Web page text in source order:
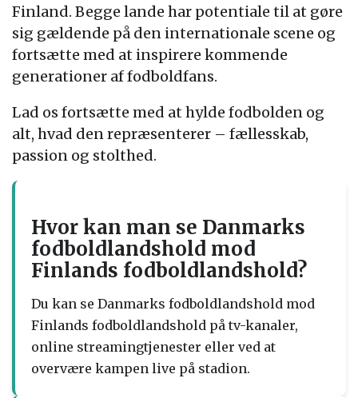
Finland. Begge lande har potentiale til at gøre
sig gældende på den internationale scene og
fortsætte med at inspirere kommende
generationer af fodboldfans.
Lad os fortsætte med at hylde fodbolden og
alt, hvad den repræsenterer – fællesskab,
passion og stolthed.
Hvor kan man se Danmarks
fodboldlandshold mod
Finlands fodboldlandshold?
Du kan se Danmarks fodboldlandshold mod
Finlands fodboldlandshold på tv-kanaler,
online streamingtjenester eller ved at
overvære kampen live på stadion.